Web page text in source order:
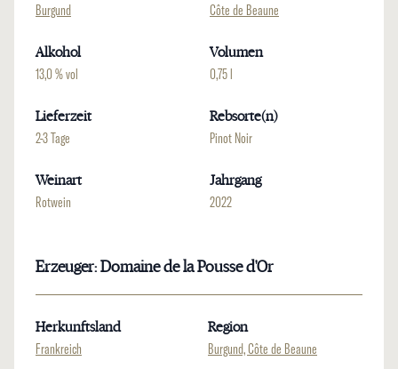
Burgund Côte de Beaune
Alkohol
13,0 % vol
Volumen
0,75 l
Lieferzeit
2-3 Tage
Rebsorte(n)
Pinot Noir
Weinart
Rotwein
Jahrgang
2022
Erzeuger: Domaine de la Pousse d'Or
Herkunftsland
Frankreich
Region
Burgund, Côte de Beaune